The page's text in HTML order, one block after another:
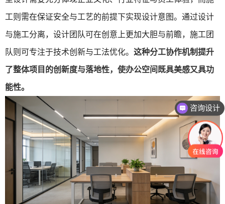
工则需在保证安全与工艺的前提下实现设计意图。通过设计
与施工分离，设计团队可在创意上更加大胆与前瞻，施工团
队则可专注于技术创新与工法优化。 这种分工协作机制提升
了整体项目的创新度与落地性，使办公空间既具美感又具功
能性。
咨询设计